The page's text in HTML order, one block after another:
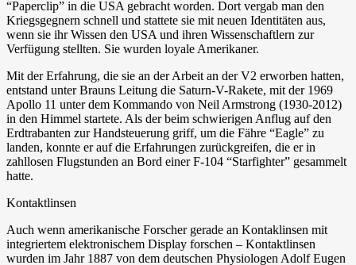
“Paperclip” in die USA gebracht worden. Dort vergab man den
Kriegsgegnern schnell und stattete sie mit neuen Identitäten aus,
wenn sie ihr Wissen den USA und ihren Wissenschaftlern zur
Verfügung stellten. Sie wurden loyale Amerikaner.
Mit der Erfahrung, die sie an der Arbeit an der V2 erworben hatten,
entstand unter Brauns Leitung die Saturn-V-Rakete, mit der 1969
Apollo 11 unter dem Kommando von Neil Armstrong (1930-2012)
in den Himmel startete. Als der beim schwierigen Anflug auf den
Erdtrabanten zur Handsteuerung griff, um die Fähre “Eagle” zu
landen, konnte er auf die Erfahrungen zurückgreifen, die er in
zahllosen Flugstunden an Bord einer F-104 “Starfighter” gesammelt
hatte.
Kontaktlinsen
Auch wenn amerikanische Forscher gerade an Kontaklinsen mit
integriertem elektronischem Display forschen – Kontaktlinsen
wurden im Jahr 1887 von dem deutschen Physiologen Adolf Eugen